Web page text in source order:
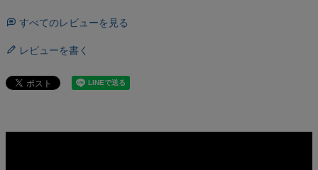
すべてのレビューを見る
レビューを書く